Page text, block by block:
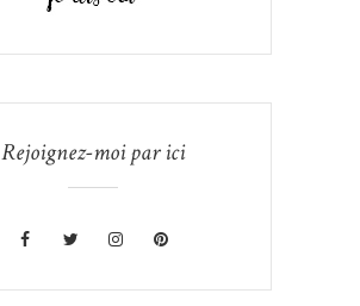
Rejoignez-moi par ici